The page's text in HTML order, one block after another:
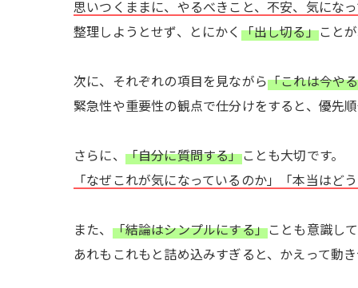
思いつくままに、やるべきこと、不安、気にな
整理しようとせず、とにかく 「出し切る」こと
次に、それぞれの項目を見ながら「これは今や
緊急性や重要性の観点で仕分けをすると、優先
さらに、 「自分に質問する」ことも大切です。
「なぜこれが気になっているのか」「本当はどう
また、 「結論はシンプルにする」ことも意識し
あれもこれもと詰め込みすぎると、かえって動き